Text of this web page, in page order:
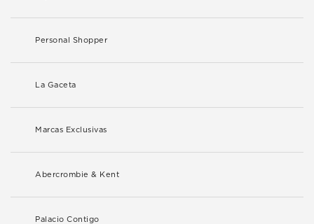
Personal Shopper
La Gaceta
Marcas Exclusivas
Abercrombie & Kent
Palacio Contigo